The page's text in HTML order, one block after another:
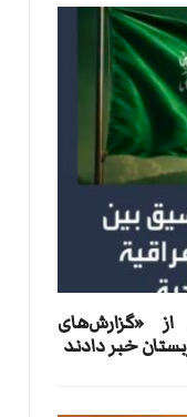
«گزارش‌های
خبر دادند